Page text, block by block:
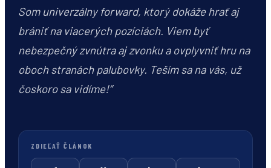
Som univerzálny forward, ktorý dokáže hrať aj
brániť na viacerých pozíciách. Viem byť
nebezpečný zvnútra aj zvonku a ovplyvniť hru na
oboch stranách palubovky. Teším sa na vás, už
čoskoro sa vidíme!“
ZDIEĽAŤ ČLÁNOK